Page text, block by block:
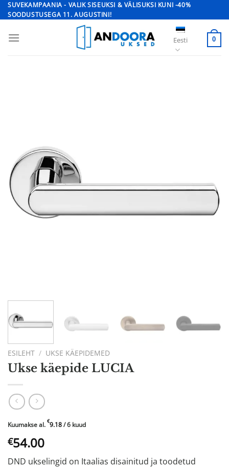
Skip
to
SUVEKAMPAANIA - VALIK SISEUKSI & VÄLISUKSI KUNI -40%
SOODUSTUSEGA 11. AUGUSTINI!
Eesti 0
ESILEHT / UKSE KÄEPIDEMED
Ukse käepide LUCIA
Kuumakse al. €9.18/ 6 kuud
€54.00
DND ukselingid on Itaalias disainitud ja toodetud